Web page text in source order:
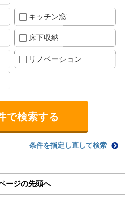
キッチン窓
床下収納
リノベーション
条件を指定し直して検索
ージの先頭へ